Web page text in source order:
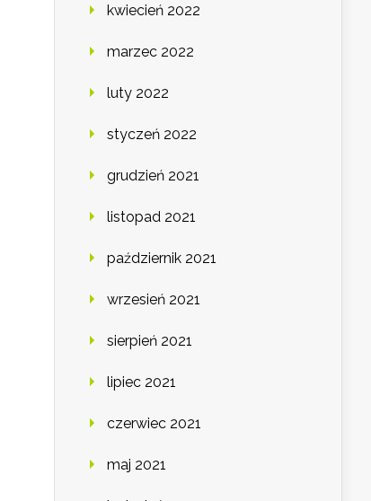
kwiecień 2022
marzec 2022
luty 2022
styczeń 2022
grudzień 2021
listopad 2021
październik 2021
wrzesień 2021
sierpień 2021
lipiec 2021
czerwiec 2021
maj 2021